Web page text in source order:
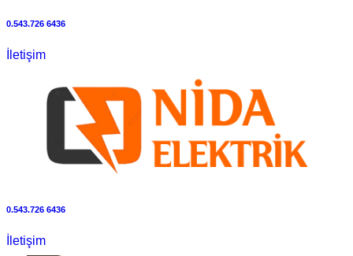
0.543.726 6436
İletişim
0.543.726 6436
İletişim